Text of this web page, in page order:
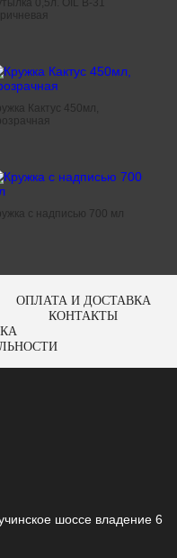
0,5л. OIL В-31
Кактус 450мл,
с надписью 700 мл
ОПЛАТА И ДОСТАВКА
КОНТАКТЫ
шоссе владение 6